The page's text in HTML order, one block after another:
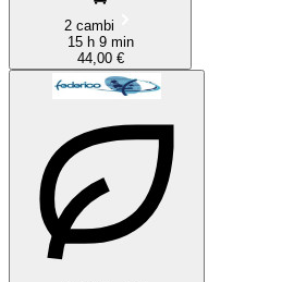
2 cambi
15 h 9 min
44,00 €